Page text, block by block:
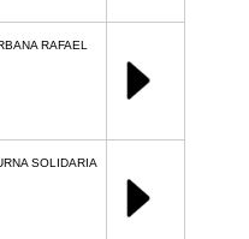
RAFAEL
SOLIDARIA